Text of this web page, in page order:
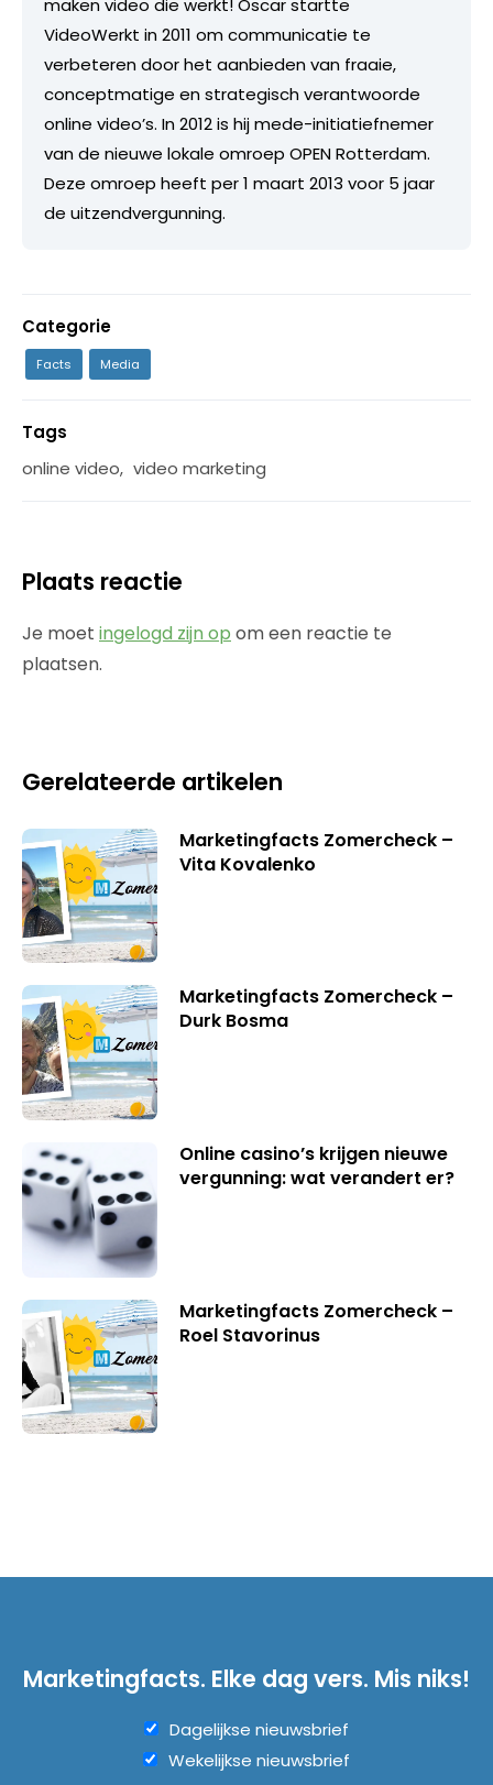
VideoWerkt in 2011 om communicatie te
verbeteren door het aanbieden van fraaie,
conceptmatige en strategisch verantwoorde
online video’s. In 2012 is hij mede-initiatiefnemer
van de nieuwe lokale omroep OPEN Rotterdam.
Deze omroep heeft per 1 maart 2013 voor 5 jaar
de uitzendvergunning.
Categorie
Facts Media
Tags
online video, video marketing
Plaats reactie
Je moet ingelogd zijn op om een reactie te
plaatsen.
Gerelateerde artikelen
Marketingfacts Zomercheck –
Vita Kovalenko
Marketingfacts Zomercheck –
Durk Bosma
Online casino’s krijgen nieuwe
vergunning: wat verandert er?
Marketingfacts Zomercheck –
Roel Stavorinus
Marketingfacts. Elke dag vers. Mis niks!
Dagelijkse nieuwsbrief
Wekelijkse nieuwsbrief